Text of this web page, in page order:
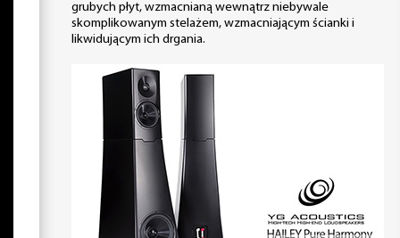
grubych płyt, wzmacnianą wewnątrz niebywale
skomplikowanym stelażem, wzmacniającym ścianki i
likwidującym ich drgania.